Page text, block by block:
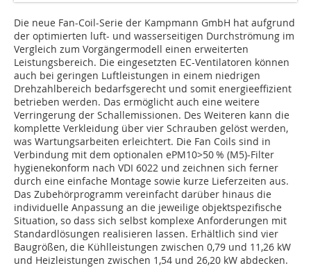
Die neue Fan-Coil-Serie der Kampmann GmbH hat aufgrund
der optimierten luft- und wasserseitigen Durchströmung im
Vergleich zum Vorgängermodell einen erweiterten
Leistungsbereich. Die eingesetzten EC-Ventilatoren können
auch bei geringen Luftleistungen in einem niedrigen
Drehzahlbereich bedarfsgerecht und somit energieeffizient
betrieben werden. Das ermöglicht auch eine weitere
Verringerung der Schall­emissionen. Des Weiteren kann die
komplette Verkleidung über vier Schrauben gelöst werden,
was Wartungsarbeiten erleichtert. Die Fan Coils sind in
Verbindung mit dem optionalen ePM10>50 % (M5)-Filter
hygienekonform nach VDI 6022 und zeichnen sich ferner
durch eine einfache Montage sowie kurze Lieferzeiten aus.
Das Zubehörprogramm vereinfacht darüber hinaus die
individuelle Anpassung an die jeweilige objektspezifische
Situation, so dass sich selbst komplexe Anforderungen mit
Standardlösungen realisieren lassen. Erhältlich sind vier
Baugrößen, die Kühlleistungen zwischen 0,79 und 11,26 kW
und Heizleistungen zwischen 1,54 und 26,20 kW abdecken.